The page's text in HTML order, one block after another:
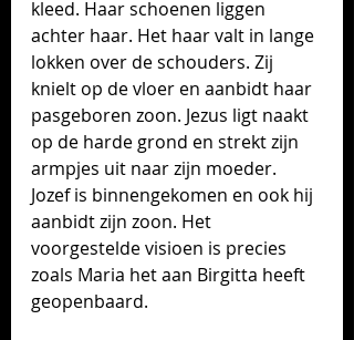
kleed. Haar schoenen liggen
achter haar. Het haar valt in lange
lokken over de schouders. Zij
knielt op de vloer en aanbidt haar
pasgeboren zoon. Jezus ligt naakt
op de harde grond en strekt zijn
armpjes uit naar zijn moeder.
Jozef is binnengekomen en ook hij
aanbidt zijn zoon. Het
voorgestelde visioen is precies
zoals Maria het aan Birgitta heeft
geopenbaard.